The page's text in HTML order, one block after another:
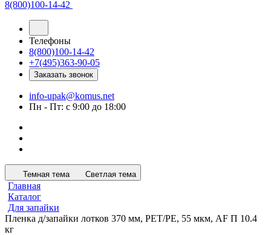
8(800)100-14-42
Телефоны
8(800)100-14-42
+7(495)363-90-05
Заказать звонок
info-upak@komus.net
Пн - Пт: с 9:00 до 18:00
Темная тема Светлая тема
Главная
Каталог
Для запайки
Пленка д/запайки лотков 370 мм, РЕТ/РЕ, 55 мкм, АF П 10.4
кг